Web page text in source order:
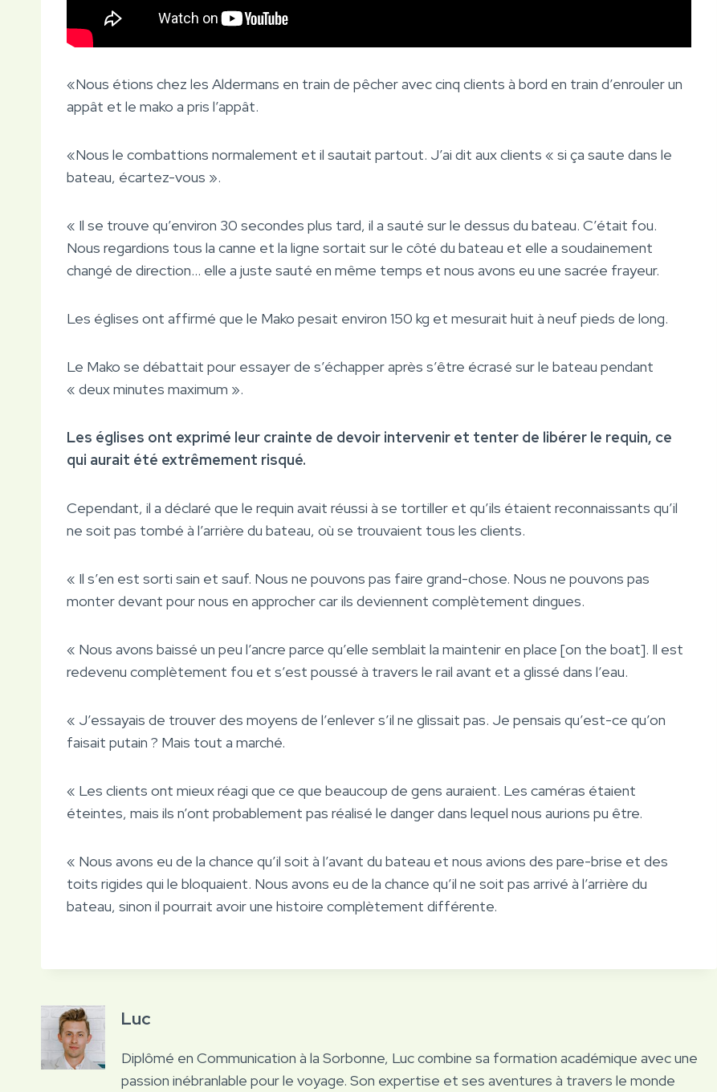
«Nous étions chez les Aldermans en train de pêcher avec cinq clients à bord en train d’enrouler un
appât et le mako a pris l’appât.
«Nous le combattions normalement et il sautait partout. J’ai dit aux clients « si ça saute dans le
bateau, écartez-vous ».
« Il se trouve qu’environ 30 secondes plus tard, il a sauté sur le dessus du bateau. C’était fou.
Nous regardions tous la canne et la ligne sortait sur le côté du bateau et elle a soudainement
changé de direction… elle a juste sauté en même temps et nous avons eu une sacrée frayeur.
Les églises ont affirmé que le Mako pesait environ 150 kg et mesurait huit à neuf pieds de long.
Le Mako se débattait pour essayer de s’échapper après s’être écrasé sur le bateau pendant
« deux minutes maximum ».
Les églises ont exprimé leur crainte de devoir intervenir et tenter de libérer le requin, ce
qui aurait été extrêmement risqué.
Cependant, il a déclaré que le requin avait réussi à se tortiller et qu’ils étaient reconnaissants qu’il
ne soit pas tombé à l’arrière du bateau, où se trouvaient tous les clients.
« Il s’en est sorti sain et sauf. Nous ne pouvons pas faire grand-chose. Nous ne pouvons pas
monter devant pour nous en approcher car ils deviennent complètement dingues.
« Nous avons baissé un peu l’ancre parce qu’elle semblait la maintenir en place [on the boat]. Il est
redevenu complètement fou et s’est poussé à travers le rail avant et a glissé dans l’eau.
« J’essayais de trouver des moyens de l’enlever s’il ne glissait pas. Je pensais qu’est-ce qu’on
faisait putain ? Mais tout a marché.
« Les clients ont mieux réagi que ce que beaucoup de gens auraient. Les caméras étaient
éteintes, mais ils n’ont probablement pas réalisé le danger dans lequel nous aurions pu être.
« Nous avons eu de la chance qu’il soit à l’avant du bateau et nous avions des pare-brise et des
toits rigides qui le bloquaient. Nous avons eu de la chance qu’il ne soit pas arrivé à l’arrière du
bateau, sinon il pourrait avoir une histoire complètement différente.
Luc
Diplômé en Communication à la Sorbonne, Luc combine sa formation académique avec une
passion inébranlable pour le voyage. Son expertise et ses aventures à travers le monde